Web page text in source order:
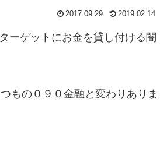
2017.09.29 2019.02.14
ーゲットにお金を貸し付ける闇
もの０９０金融と変わりありま